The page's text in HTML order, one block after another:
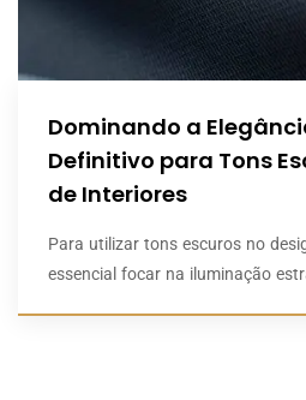
Dominando a
Definitivo para Tons
de Interiores
Para utilizar tons escuros no
essencial focar na iluminação